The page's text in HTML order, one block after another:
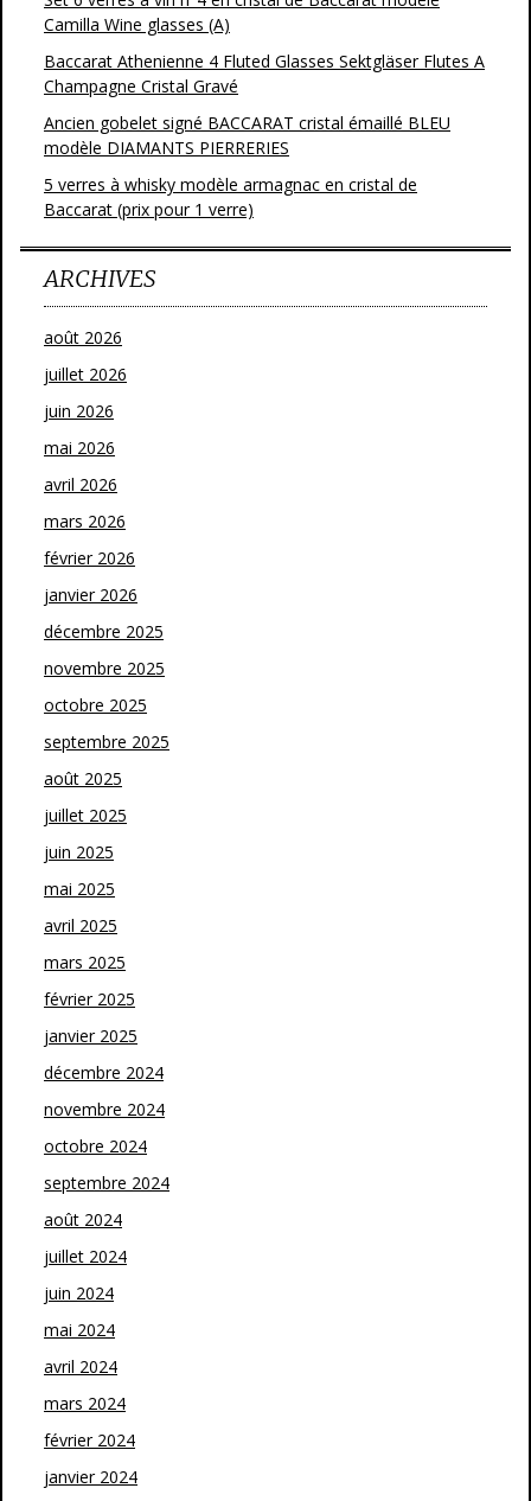
Camilla Wine glasses (A)
Baccarat Athenienne 4 Fluted Glasses Sektgläser Flutes A
Champagne Cristal Gravé
Ancien gobelet signé BACCARAT cristal émaillé BLEU
modèle DIAMANTS PIERRERIES
5 verres à whisky modèle armagnac en cristal de
Baccarat (prix pour 1 verre)
ARCHIVES
août 2026
juillet 2026
juin 2026
mai 2026
avril 2026
mars 2026
février 2026
janvier 2026
décembre 2025
novembre 2025
octobre 2025
septembre 2025
août 2025
juillet 2025
juin 2025
mai 2025
avril 2025
mars 2025
février 2025
janvier 2025
décembre 2024
novembre 2024
octobre 2024
septembre 2024
août 2024
juillet 2024
juin 2024
mai 2024
avril 2024
mars 2024
février 2024
janvier 2024